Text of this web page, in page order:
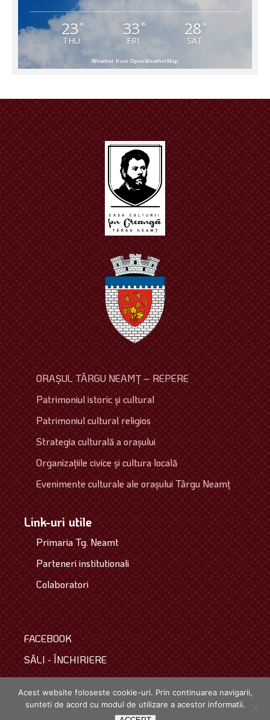
23 °
THU
33°
FRI
28 °
SAT
Weather from OpenWeatherMap
ORAŞUL TÂRGU NEAMŢ – REPERE
Patrimoniul istoric şi cultural
Patrimoniul cultural religios
Strategia culturală a oraşului
Organizaţiile civice şi cultura locală
Evenimente culturale ale oraşului Târgu Neamţ
Link-uri utile
Primaria Tg. Neamt
Parteneri institutionali
Colaboratori
FACEBOOK
SĂLI - ÎNCHIRIERE
COLECTIVUL
Copyright © 2021. Toate drepturile rezervate.powered by
Acest website foloseste cookie-uri. Prin continuarea navigarii,
sunteti de acord cu modul de utilizare a acestor informatii.